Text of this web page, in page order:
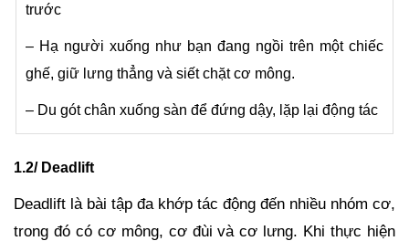
trước
– Hạ người xuống như bạn đang ngồi trên một chiếc
ghế, giữ lưng thẳng và siết chặt cơ mông.
– Du gót chân xuống sàn để đứng dậy, lặp lại động tác
1.2/ Deadlift
Deadlift là bài tập đa khớp tác động đến nhiều nhóm cơ,
trong đó có cơ mông, cơ đùi và cơ lưng. Khi thực hiện